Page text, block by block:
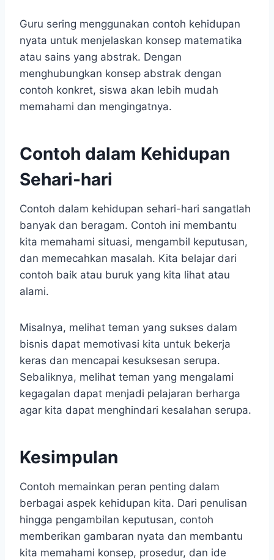
Guru sering menggunakan contoh kehidupan
nyata untuk menjelaskan konsep matematika
atau sains yang abstrak. Dengan
menghubungkan konsep abstrak dengan
contoh konkret, siswa akan lebih mudah
memahami dan mengingatnya.
Contoh dalam Kehidupan
Sehari-hari
Contoh dalam kehidupan sehari-hari sangatlah
banyak dan beragam. Contoh ini membantu
kita memahami situasi, mengambil keputusan,
dan memecahkan masalah. Kita belajar dari
contoh baik atau buruk yang kita lihat atau
alami.
Misalnya, melihat teman yang sukses dalam
bisnis dapat memotivasi kita untuk bekerja
keras dan mencapai kesuksesan serupa.
Sebaliknya, melihat teman yang mengalami
kegagalan dapat menjadi pelajaran berharga
agar kita dapat menghindari kesalahan serupa.
Kesimpulan
Contoh memainkan peran penting dalam
berbagai aspek kehidupan kita. Dari penulisan
hingga pengambilan keputusan, contoh
memberikan gambaran nyata dan membantu
kita memahami konsep, prosedur, dan ide